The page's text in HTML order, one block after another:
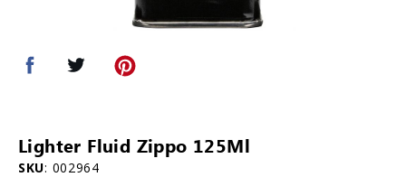
Lighter Fluid Zippo 125Ml
SKU: 002964